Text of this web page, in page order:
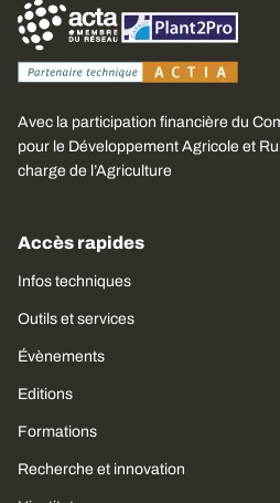
Avec la participation financière du
pour le Développement Agricole et
charge de l’Agriculture
Accès rapides
Infos techniques
Outils et services
Évènements
Editions
Formations
Recherche et innovation